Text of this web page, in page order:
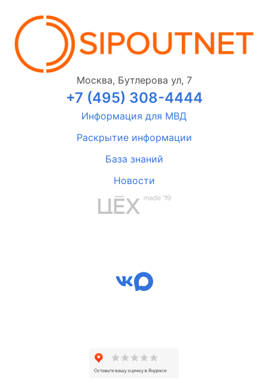
Москва, Бутлерова ул, 7
+7 (495) 308-4444
Информация для МВД
Раскрытие информации
База знаний
Новости